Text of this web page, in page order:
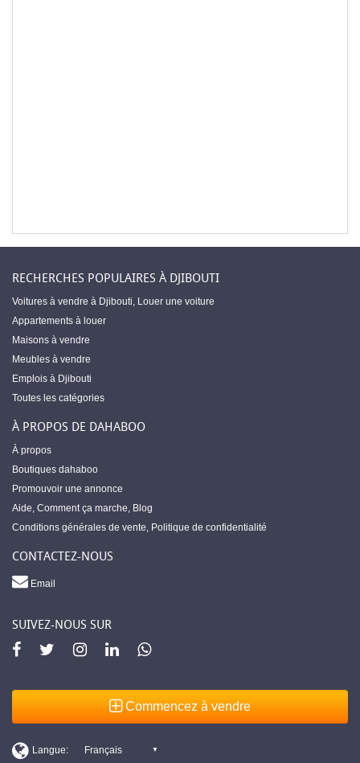
RECHERCHES POPULAIRES À DJIBOUTI
Voitures à vendre à Djibouti, Louer une voiture
Appartements à louer
Maisons à vendre
Meubles à vendre
Emplois à Djibouti
Toutes les catégories
À PROPOS DE DAHABOO
À propos
Boutiques dahaboo
Promouvoir une annonce
Aide, Comment ça marche, Blog
Conditions générales de vente, Politique de confidentialité
CONTACTEZ-NOUS
Email
SUIVEZ-NOUS SUR
Commencez à vendre